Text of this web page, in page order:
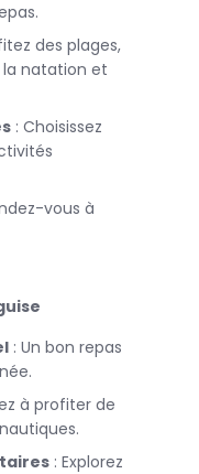
des plages,
la natation et
: Choisissez
vous à
: Un bon repas
à profiter de
: Explorez